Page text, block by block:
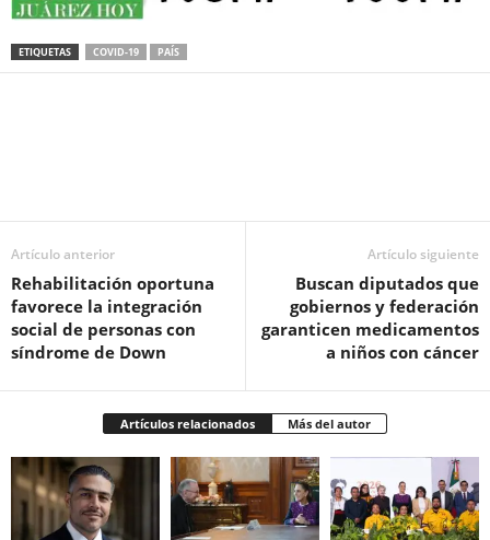
ETIQUETAS COVID-19 PAÍS
Artículo anterior
Rehabilitación oportuna
favorece la integración
social de personas con
síndrome de Down
Artículo siguiente
Buscan diputados que
gobiernos y federación
garanticen medicamentos
a niños con cáncer
Artículos relacionados Más del autor